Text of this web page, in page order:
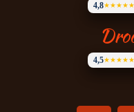
4,8★★★★★
4,5★★★★★